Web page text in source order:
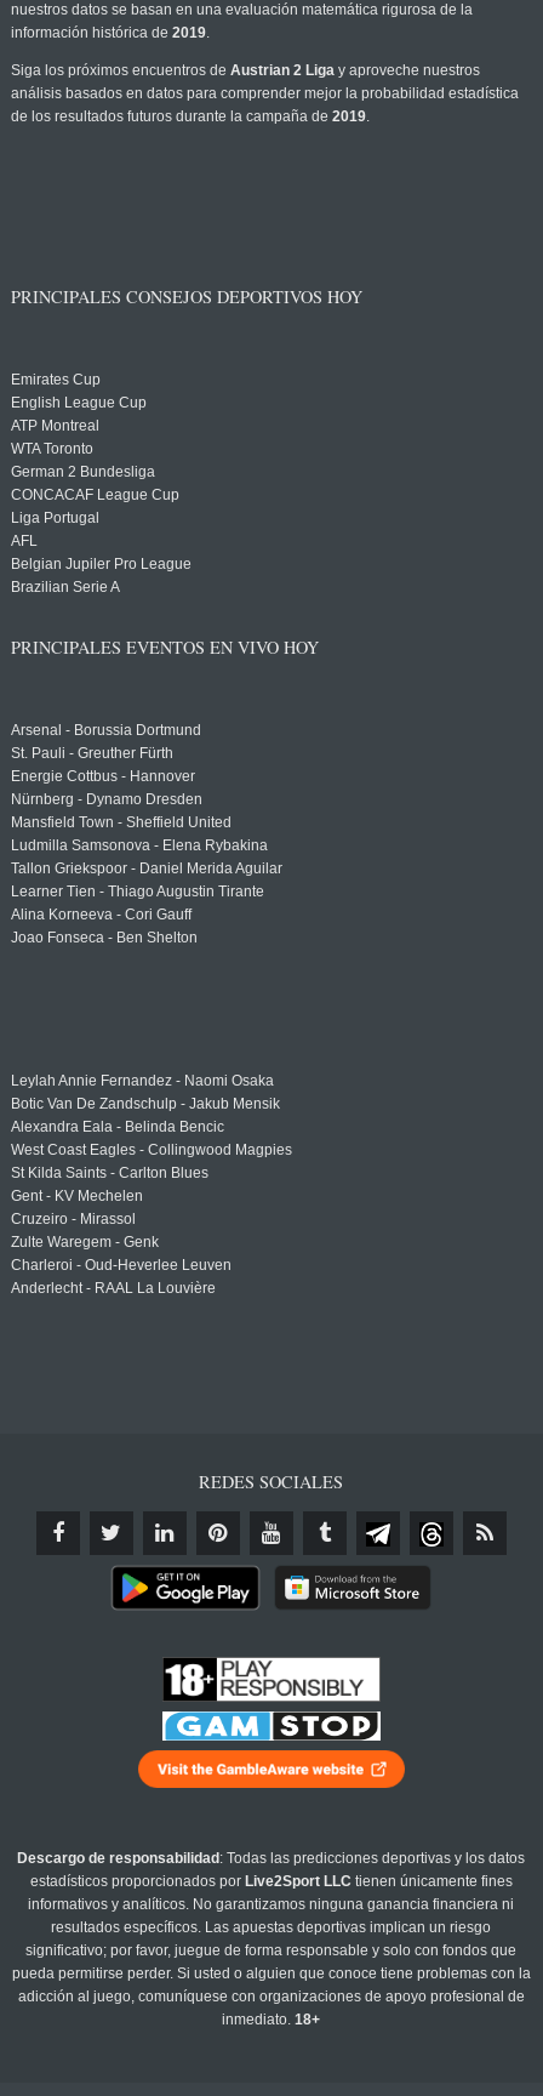
nuestros datos se basan en una evaluación matemática rigurosa de la
información histórica de 2019.
Siga los próximos encuentros de Austrian 2 Ligay aproveche nuestros
análisis basados en datos para comprender mejor la probabilidad estadística
de los resultados futuros durante la campaña de 2019.
PRINCIPALES CONSEJOS DEPORTIVOS HOY
Emirates Cup
English League Cup
ATP Montreal
WTA Toronto
German 2 Bundesliga
CONCACAF League Cup
Liga Portugal
AFL
Belgian Jupiler Pro League
Brazilian Serie A
PRINCIPALES EVENTOS EN VIVO HOY
Arsenal - Borussia Dortmund
St. Pauli - Greuther Fürth
Energie Cottbus - Hannover
Nürnberg - Dynamo Dresden
Mansfield Town - Sheffield United
Ludmilla Samsonova - Elena Rybakina
Tallon Griekspoor - Daniel Merida Aguilar
Learner Tien - Thiago Augustin Tirante
Alina Korneeva - Cori Gauff
Joao Fonseca - Ben Shelton
Leylah Annie Fernandez - Naomi Osaka
Botic Van De Zandschulp - Jakub Mensik
Alexandra Eala - Belinda Bencic
West Coast Eagles - Collingwood Magpies
St Kilda Saints - Carlton Blues
Gent - KV Mechelen
Cruzeiro - Mirassol
Zulte Waregem - Genk
Charleroi - Oud-Heverlee Leuven
Anderlecht - RAAL La Louvière
REDES SOCIALES
Descargo de responsabilidad : Todas las predicciones deportivas y los datos
estadísticos proporcionados por Live2Sport LLC tienen únicamente fines
informativos y analíticos. No garantizamos ninguna ganancia financiera ni
resultados específicos. Las apuestas deportivas implican un riesgo
significativo; por favor, juegue de forma responsable y solo con fondos que
pueda permitirse perder. Si usted o alguien que conoce tiene problemas con la
adicción al juego, comuníquese con organizaciones de apoyo profesional de
inmediato.18+